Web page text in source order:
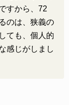
すから、72
のは、狭義の
ても、個人的
感じがしまし